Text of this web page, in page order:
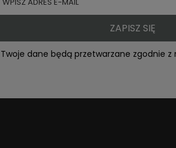
ZAPISZ SIĘ
dane będą przetwarzane zgodnie z